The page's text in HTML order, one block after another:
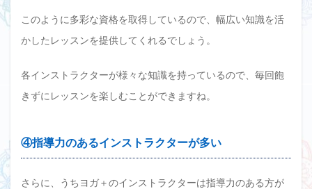
このように多彩な資格を取得しているので、幅広い知識を活
かしたレッスンを提供してくれるでしょう。
各インストラクターが様々な知識を持っているので、毎回飽
きずにレッスンを楽しむことができますね。
④指導力のあるインストラクターが多い
さらに、うちヨガ＋のインストラクターは指導力のある方が